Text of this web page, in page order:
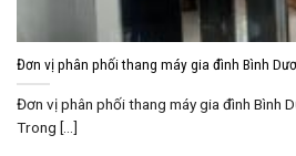
Đơn vị phân phối thang máy gia đình Bình
Đơn vị phân phối thang máy gia đình Bình
Trong [...]